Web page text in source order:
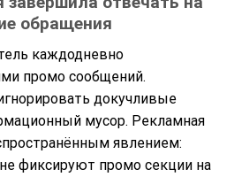
обращения
каждодневно
промо сообщений.
докучливые
мусор. Рекламная
явлением:
фиксируют промо секции на